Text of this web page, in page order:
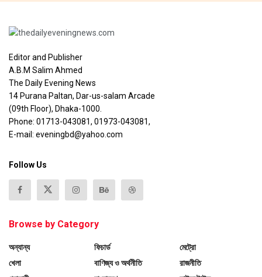
Editor and Publisher
A.B.M Salim Ahmed
The Daily Evening News
14 Purana Paltan, Dar-us-salam Arcade
(09th Floor), Dhaka-1000.
Phone: 01713-043081, 01973-043081,
E-mail: eveningbd@yahoo.com
Follow Us
Browse by Category
অন্যান্য
খেলা
ফিচার্ড
বাণিজ্য ও অর্থনীতি
মেট্রো
রাজনীতি